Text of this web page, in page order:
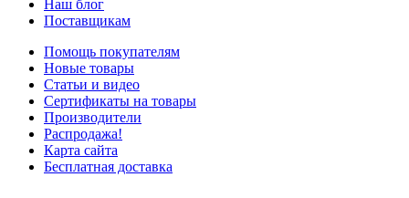
Наш блог
Поставщикам
Помощь покупателям
Новые товары
Статьи и видео
Сертификаты на товары
Производители
Распродажа!
Карта сайта
Бесплатная доставка